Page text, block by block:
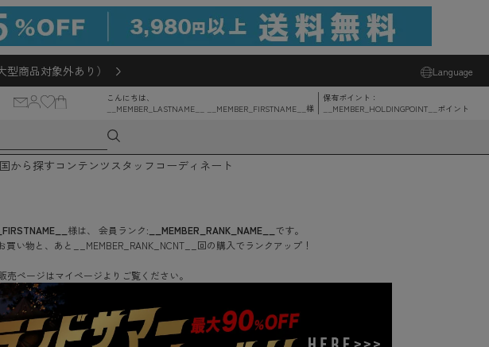
商品対象外あり） Language
こんにちは、
__MEMBER_LASTNAME__ __MEMBER_FIRSTNAME__ 様
保有ポイント：
__MEMBER_HOLDINGPOINT__
ポイント
国から探す コンテンツ スタッフコーディネート
様は、 会員ランク: __MEMBER_RANK_NAME__ です。
買い物と、あと __MEMBER_RANK_NCNT__ 回の購入でランクアップ！
売ページはマイページよりご覧ください。